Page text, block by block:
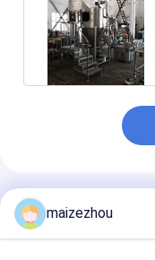
แนะนำผลิตภัณฑ์
maizezhou